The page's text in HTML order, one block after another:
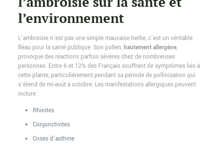
l’environnement
L’ambroisie n’est pas une simple mauvaise herbe, c’est un véritable
fléau pour la santé publique. Son pollen,hautement allergène,
provoque des réactions parfois sévères chez de nombreuses
personnes. Entre 6 et 12% des Français souffrent de symptômes liés à
cette plante, particulièrement pendant sa période de pollinisation qui
s’étend de mi-août à octobre. Les manifestations allergiques peuvent
inclure :
Rhinites
Conjonctivites
Crises d’asthme